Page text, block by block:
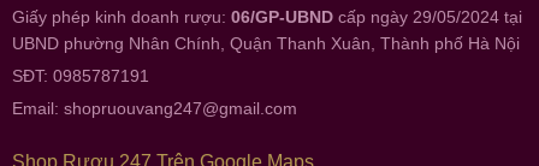
Giấy phép kinh doanh rượu: 06/GP-UBND cấp ngày 29/05/2024 tại
UBND phường Nhân Chính, Quận Thanh Xuân, Thành phố Hà Nội
SĐT: 0985787191
Email: shopruouvang247@gmail.com
Shop Rượu 247 Trên Google Maps